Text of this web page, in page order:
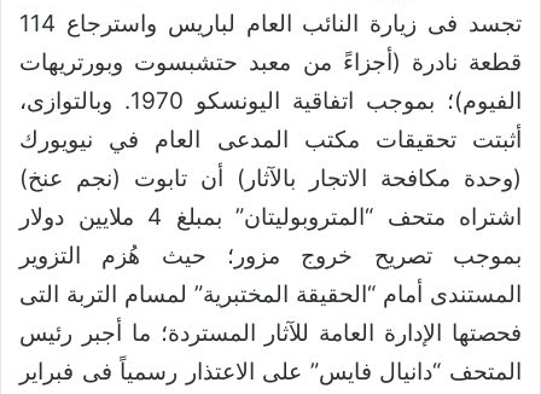
تجسد فى زيارة النائب العام لباريس واسترجاع 114
قطعة نادرة (أجزاءً من معبد حتشبسوت وبورتريهات
الفيوم)؛ بموجب اتفاقية اليونسكو 1970. وبالتوازى،
أثبتت تحقيقات مكتب المدعى العام في نيويورك
(وحدة مكافحة الاتجار بالآثار) أن تابوت (نجم عنخ)
اشتراه متحف “المتروبوليتان” بمبلغ 4 ملايين دولار
بموجب تصريح خروج مزور؛ حيث هُزم التزوير
المستندى أمام “الحقيقة المختبرية” لمسام التربة التى
فحصتها الإدارة العامة للآثار المستردة؛ ما أجبر رئيس
المتحف “دانيال فايس” على الاعتذار رسمياً فى فبراير